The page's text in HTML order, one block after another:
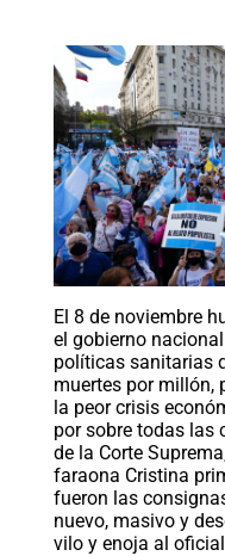
El 8 de noviembre
el gobierno
políticas sanitarias
muertes por millón,
la peor crisis
por sobre todas las
de la Corte
faraona Cristina
fueron las
nuevo, masivo y
vilo y enoja al